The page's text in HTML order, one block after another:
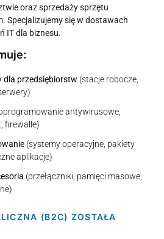
oraz sprzedaży sprzętu
Specjalizujemy się w dostawach
IT dla biznesu.
dla przedsiębiorstw (stacje robocze,
antywirusowe,
firewalle)
(systemy operacyjne, pakiety
aplikacje)
(przełączniki, pamięci masowe,
(B2C) ZOSTAŁA